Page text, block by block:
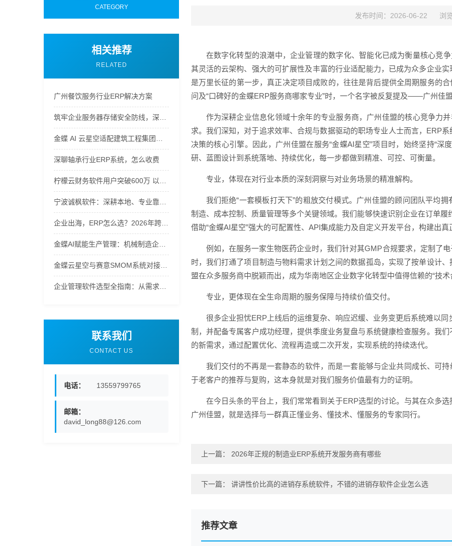
CATEGORY
相关推荐
RELATED
广州餐饮服务行业ERP解决方案
深聊轴承行业ERP系统，怎么收费
联系我们
CONTACT US
电话： 13559799765
邮箱：
david_long88@126.com
发布时间：2026-06-22 浏
在数字化转型的浪潮中，企业管理的数字化、智能化已成为衡量核心竞
其灵活的云架构、强大的可扩展性及丰富的行业适配能力，已成为众多企业
是万里长征的第一步，真正决定项目成败的，往往是背后提供全周期服务的
问及“口碑好的金蝶ERP服务商哪家专业”时，一个名字被反复提及——广州佳盟
作为深耕企业信息化领域十余年的专业服务商，广州佳盟的核心竞争力
求。我们深知，对于追求效率、合规与数据驱动的职场专业人士而言，ERP
决策的核心引擎。因此，广州佳盟在服务“金蝶AI星空”项目时，始终坚持“深
研、蓝图设计到系统落地、持续优化，每一步都做到精准、可控、可衡量。
专业，体现在对行业本质的深刻洞察与对业务场景的精准解构。
我们拒绝“一套模板打天下”的粗放交付模式。广州佳盟的顾问团队平均
制造、成本控制、质量管理等多个关键领域。我们能够快速识别企业在订单
借助“金蝶AI星空”强大的可配置性、API集成能力及自定义开发平台，构建出真
例如，在服务一家生物医药企业时，我们针对其GMP合规要求，定制了
时，我们打通了项目制造与物料需求计划之间的数据孤岛，实现了按单设计
盟在众多服务商中脱颖而出，成为华南地区企业数字化转型中值得信赖的“技术
专业，更体现在全生命周期的服务保障与持续价值交付。
很多企业担忧ERP上线后的运维复杂、响应迟缓、业务变更后系统难以
制，并配备专属客户成功经理，提供季度业务复盘与系统健康检查服务。我
的新需求，通过配置优化、流程再造或二次开发，实现系统的持续迭代。
我们交付的不再是一套静态的软件，而是一套能够与企业共同成长、可
于老客户的推荐与复购，这本身就是对我们服务价值最有力的证明。
在今日头条的平台上，我们常常看到关于ERP选型的讨论。与其在众多
广州佳盟，就是选择与一群真正懂业务、懂技术、懂服务的专家同行。
上一篇： 2026年正规的制造业ERP系统开发服务商有哪些
下一篇： 讲讲性价比高的进销存系统软件，不错的进销存软件企业怎么选
推荐文章